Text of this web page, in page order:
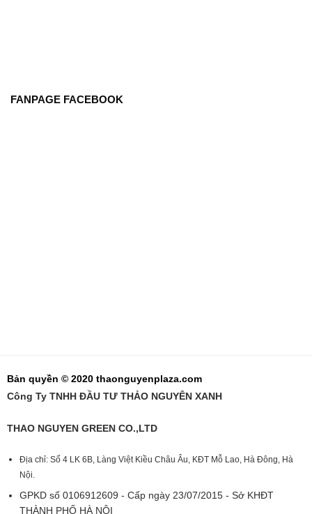
FANPAGE FACEBOOK
Bản quyền © 2020 thaonguyenplaza.com
Công Ty TNHH ĐẦU TƯ THẢO NGUYÊN XANH
THAO NGUYEN GREEN CO.,LTD
Địa chỉ: Số 4 LK 6B, Làng Việt Kiều Châu Âu, KĐT Mỗ Lao, Hà Đông, Hà
Nội.
GPKD số 0106912609 - Cấp ngày 23/07/2015 - Sở KHĐT
THÀNH PHỐ HÀ NỘI